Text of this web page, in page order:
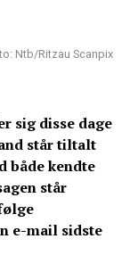
Ntb/Ritzau Scanpix
sig disse dage
står tiltalt
både kendte
står
e-mail sidste